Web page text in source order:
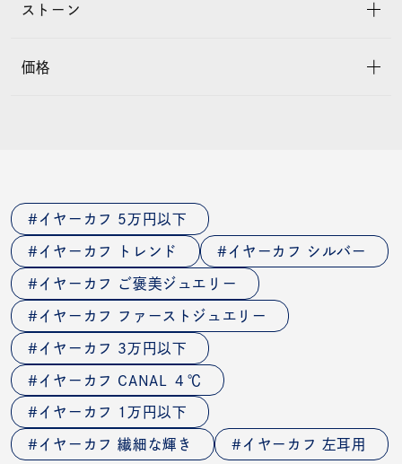
ストーン
価格
イヤーカフ 5万円以下
イヤーカフ トレンド イヤーカフ シルバー
イヤーカフ ご褒美ジュエリー
イヤーカフ ファーストジュエリー
イヤーカフ 3万円以下
イヤーカフ CANAL ４℃
イヤーカフ 1万円以下
イヤーカフ 繊細な輝き イヤーカフ 左耳用